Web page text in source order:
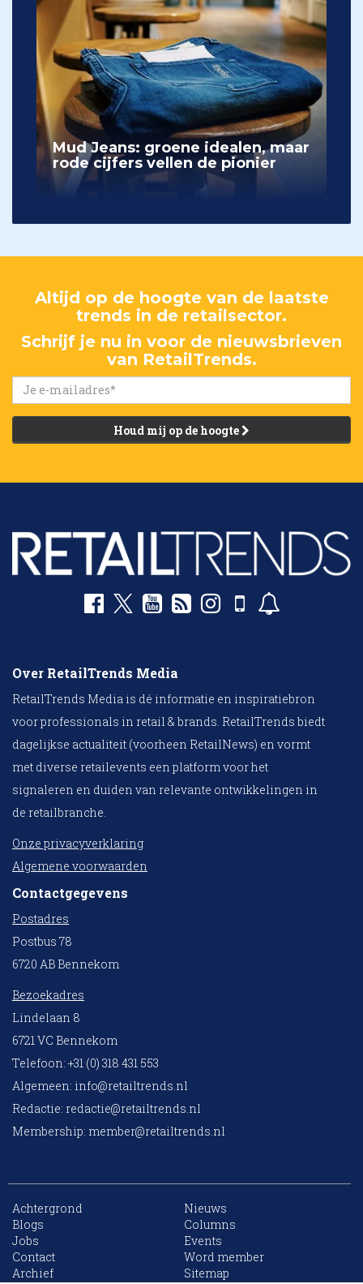
Mud Jeans: groene idealen, maar
rode cijfers vellen de pionier
Altijd op de hoogte van de laatste
trends in de retailsector.
Schrijf je nu in voor de nieuwsbrieven
van RetailTrends.
Houd mij op de hoogte
Over RetailTrends Media
RetailTrends Media is dé informatie en inspiratiebron
voor professionals in retail & brands. RetailTrends biedt
dagelijkse actualiteit (voorheen RetailNews) en vormt
met diverse retailevents een platform voor het
signaleren en duiden van relevante ontwikkelingen in
de retailbranche.
Onze privacyverklaring
Algemene voorwaarden
Contactgegevens
Postadres
Postbus 78
6720 AB Bennekom
Bezoekadres
Lindelaan 8
6721 VC Bennekom
Telefoon: +31 (0) 318 431 553
Algemeen: info@retailtrends.nl
Redactie: redactie@retailtrends.nl
Membership: member@retailtrends.nl
Achtergrond
Nieuws
Blogs
Columns
Jobs
Events
Contact
Word member
Archief
Sitemap